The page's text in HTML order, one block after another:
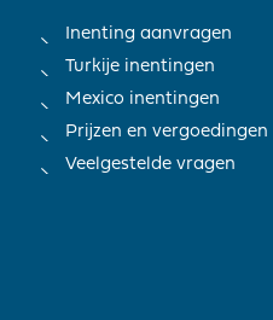
Inenting aanvragen
Turkije inentingen
Mexico inentingen
Prijzen en vergoedingen
Veelgestelde vragen